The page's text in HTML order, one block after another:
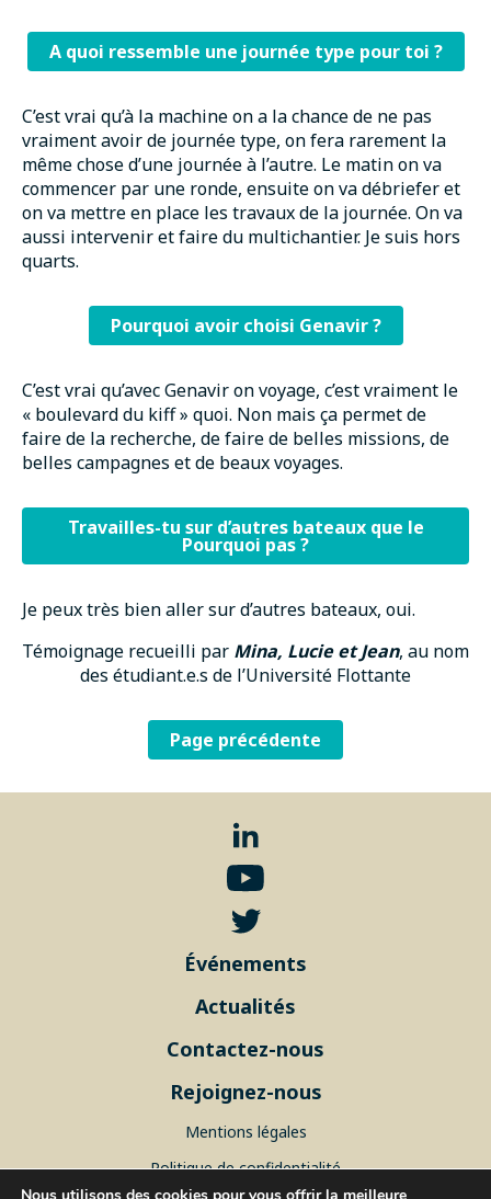
A quoi ressemble une journée type pour toi ?
C’est vrai qu’à la machine on a la chance de ne pas
vraiment avoir de journée type, on fera rarement la
même chose d’une journée à l’autre. Le matin on va
commencer par une ronde, ensuite on va débriefer et
on va mettre en place les travaux de la journée. On va
aussi intervenir et faire du multichantier. Je suis hors
quarts.
Pourquoi avoir choisi Genavir ?
C’est vrai qu’avec Genavir on voyage, c’est vraiment le
« boulevard du kiff » quoi. Non mais ça permet de
faire de la recherche, de faire de belles missions, de
belles campagnes et de beaux voyages.
Travailles-tu sur d’autres bateaux que le
Pourquoi pas ?
Je peux très bien aller sur d’autres bateaux, oui.
Témoignage recueilli par Mina, Lucie et Jean, au nom
des étudiant.e.s de l’Université Flottante
Page précédente
Événements
Actualités
Contactez-nous
Rejoignez-nous
Mentions légales
Politique de confidentialité